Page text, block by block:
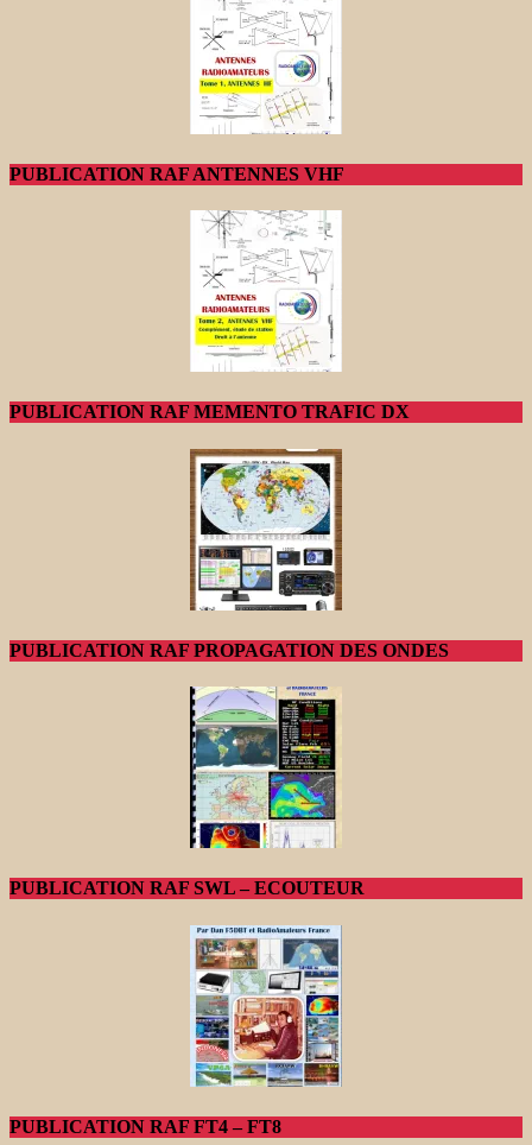
PUBLICATION RAF ANTENNES VHF
PUBLICATION RAF MEMENTO TRAFIC DX
PUBLICATION RAF PROPAGATION DES ONDES
PUBLICATION RAF SWL – ECOUTEUR
PUBLICATION RAF FT4 – FT8